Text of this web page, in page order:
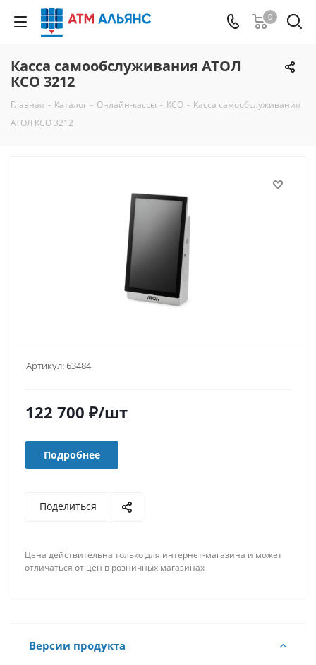
0
Касса самообслуживания АТОЛ
КСО 3212
Главная - Каталог - Онлайн-кассы - КСО - Касса самообслуживания
АТОЛ КСО 3212
Артикул:63484
122 700 ₽/шт
Подробнее
Поделиться
Цена действительна только для интернет-магазина и может
отличаться от цен в розничных магазинах
Версии продукта